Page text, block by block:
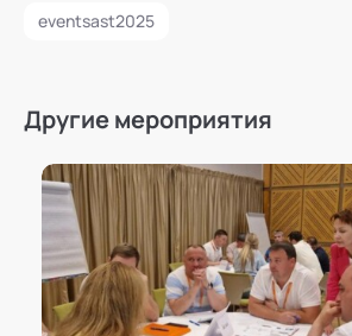
eventsast2025
Другие мероприятия